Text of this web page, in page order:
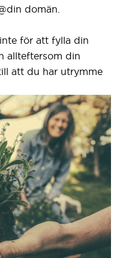
domän.
för att fylla din
allteftersom din
att du har utrymme